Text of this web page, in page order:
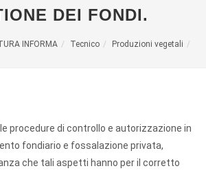
DEI FONDI.
INFORMA Tecnico Produzioni vegetali
procedure di controllo e autorizzazione in
fondiario e fossalazione privata,
che tali aspetti hanno per il corretto